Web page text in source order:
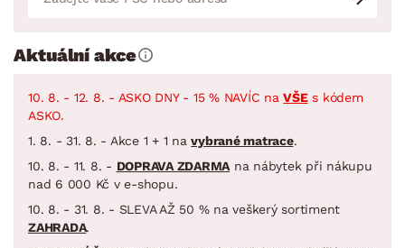
Aktuální akce
10. 8. - 12. 8. - ASKO DNY - 15 % NAVÍC naVŠEs kódem
ASKO.
1. 8. - 31. 8. - Akce 1 + 1 navybrané matrace.
10. 8. - 11. 8. - DOPRAVA ZDARMA na nábytek při nákupu
nad 6 000 Kč v e-shopu.
10. 8. - 31. 8. - SLEVA AŽ 50 % na veškerý sortiment
ZAHRADA.